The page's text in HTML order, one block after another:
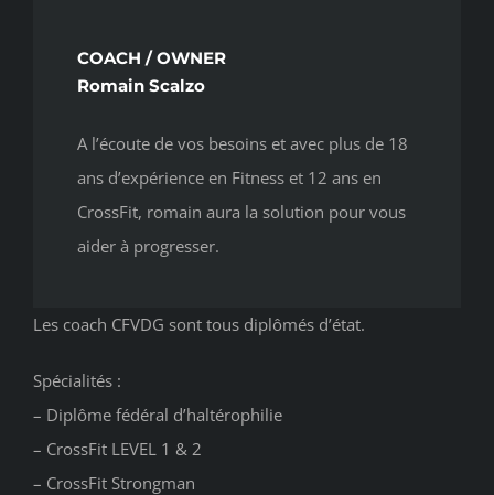
COACH / OWNER
Romain Scalzo
A l’écoute de vos besoins et avec plus de 18
ans d’expérience en Fitness et 12 ans en
CrossFit, romain aura la solution pour vous
aider à progresser.
Les coach CFVDG sont tous diplômés d’état.
Spécialités :
– Diplôme fédéral d’haltérophilie
– CrossFit LEVEL 1 & 2
– CrossFit Strongman